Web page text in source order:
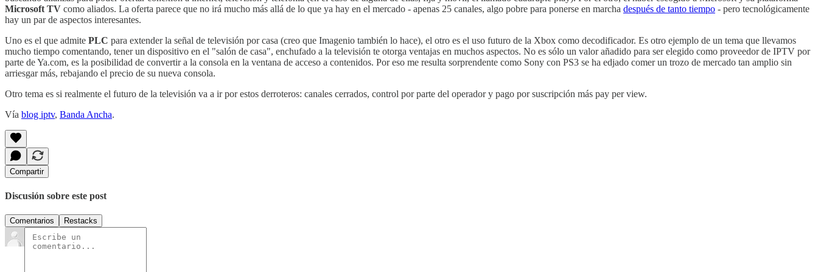
Microsoft TV como aliados. La oferta parece que no irá mucho más allá de lo que ya hay en el mercado - apenas 25 canales, algo pobre para ponerse en marcha después de tanto tiempo - pero tecnológicamente
hay un par de aspectos interesantes.
Uno es el que admite PLC para extender la señal de televisión por casa (creo que Imagenio también lo hace), el otro es el uso futuro de la Xbox como decodificador. Es otro ejemplo de un tema que llevamos
mucho tiempo comentando, tener un dispositivo en el "salón de casa", enchufado a la televisión te otorga ventajas en muchos aspectos. No es sólo un valor añadido para ser elegido como proveedor de IPTV por
parte de Ya.com, es la posibilidad de convertir a la consola en la ventana de acceso a contenidos. Por eso me resulta sorprendente como Sony con PS3 se ha edjado comer un trozo de mercado tan amplio sin
arriesgar más, rebajando el precio de su nueva consola.
Otro tema es si realmente el futuro de la televisión va a ir por estos derroteros: canales cerrados, control por parte del operador y pago por suscripción más pay per view.
Vía blog iptv, Banda Ancha.
Compartir
Discusión sobre este post
Comentarios Restacks